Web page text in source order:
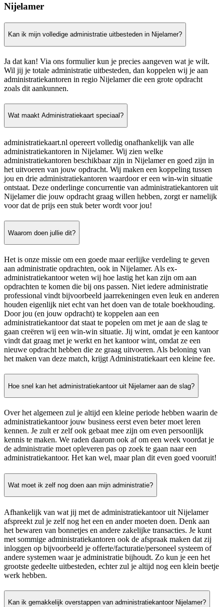
Nijelamer
Kan ik mijn volledige administratie uitbesteden in Nijelamer?
Ja dat kan! Via ons formulier kun je precies aangeven wat je wilt.
Wil jij je totale administratie uitbesteden, dan koppelen wij je aan
administratiekantoren in regio Nijelamer die een grote opdracht
zoals dit aankunnen.
Wat maakt Administratiekaart speciaal?
administratiekaart.nl opereert volledig onafhankelijk van alle
administratiekantoren in Nijelamer. Wij zien welke
administratiekantoren beschikbaar zijn in Nijelamer en goed zijn in
het uitvoeren van jouw opdracht. Wij maken een koppeling tussen
jou en drie administratiekantoren waardoor er een win-win situatie
ontstaat. Deze onderlinge concurrentie van administratiekantoren uit
Nijelamer die jouw opdracht graag willen hebben, zorgt er namelijk
voor dat de prijs een stuk beter wordt voor jou!
Waarom doen jullie dit?
Het is onze missie om een goede maar eerlijke verdeling te geven
aan administratie opdrachten, ook in Nijelamer. Als ex-
administratiekantoor weten wij hoe lastig het kan zijn om aan
opdrachten te komen die bij ons passen. Niet iedere administratie
professional vindt bijvoorbeeld jaarrekeningen even leuk en anderen
houden eigenlijk niet echt van het doen van de totale boekhouding.
Door jou (en jouw opdracht) te koppelen aan een
administratiekantoor dat staat te popelen om met je aan de slag te
gaan creëren wij een win-win situatie. Jij wint, omdat je een kantoor
vindt dat graag met je werkt en het kantoor wint, omdat ze een
nieuwe opdracht hebben die ze graag uitvoeren. Als beloning van
het maken van deze match, krijgt Administratiekaart een kleine fee.
Hoe snel kan het administratiekantoor uit Nijelamer aan de slag?
Over het algemeen zul je altijd een kleine periode hebben waarin de
administratiekantoor jouw business eerst even beter moet leren
kennen. Je zult er zelf ook gebaat mee zijn om even persoonlijk
kennis te maken. We raden daarom ook af om een week voordat je
de administratie moet opleveren pas op zoek te gaan naar een
administratiekantoor. Het kan wel, maar plan dit even goed vooruit!
Wat moet ik zelf nog doen aan mijn administratie?
Afhankelijk van wat jij met de administratiekantoor uit Nijelamer
afspreekt zul je zelf nog het een en ander moeten doen. Denk aan
het bewaren van bonnetjes en andere zakelijke transacties. Je kunt
met sommige administratiekantoren ook de afspraak maken dat zij
inloggen op bijvoorbeeld je offerte/facturatie/personeel systeem of
andere systemen waar je administratie bijhoudt. Zo kun je een het
grootste gedeelte uitbesteden, echter zul je altijd nog een klein beetje
werk hebben.
Kan ik gemakkelijk overstappen van administratiekantoor Nijelamer?